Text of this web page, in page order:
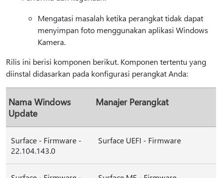
Mengatasi masalah ketika perangkat tidak dapat
menyimpan foto menggunakan aplikasi Windows
Kamera.
Rilis ini berisi komponen berikut. Komponen tertentu yang
diinstal didasarkan pada konfigurasi perangkat Anda:
Nama Windows
Update
Manajer Perangkat
Surface - Firmware -
22.104.143.0
Surface UEFI - Firmware